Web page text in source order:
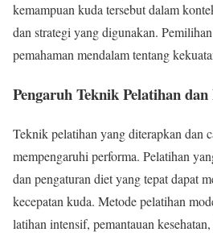
kemampuan kuda tersebut dalam
dan strategi yang digunakan.
pemahaman mendalam tentang
Pengaruh Teknik Pelatihan dan
Teknik pelatihan yang diterapkan dan
mempengaruhi performa. Pelatihan
dan pengaturan diet yang tepat dapat
kecepatan kuda. Metode pelatihan
latihan intensif, pemantauan